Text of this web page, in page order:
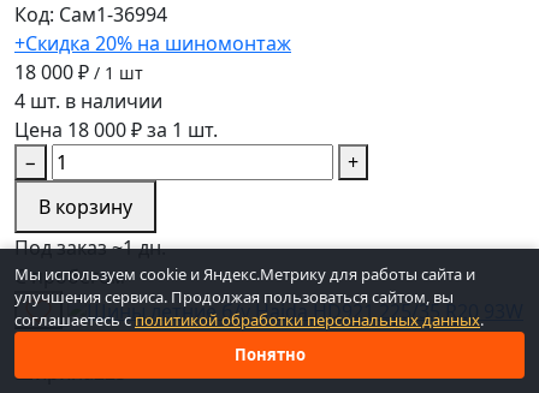
Код: Сам1-36994
+Скидка 20% на шиномонтаж
18 000 ₽ / 1 шт
4 шт. в наличии
Цена 18 000 ₽ за 1 шт.
−
+
В корзину
Под заказ ~1 дн.
С пробегом
Шины летние б/у Haida HD921 225/35 R20 93W
Ширина225
Мы используем cookie и Яндекс.Метрику для работы сайта и
улучшения сервиса. Продолжая пользоваться сайтом, вы
соглашаетесь с политикой обработки персональных данных.
Понятно